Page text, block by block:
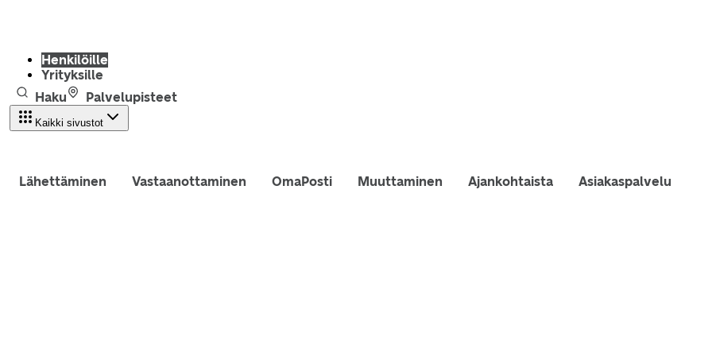
Henkilöille
Yrityksille
Haku
Palvelupisteet
Kaikki sivustot
Lähettäminen Vastaanottaminen OmaPosti Muuttaminen Ajankohtaista Asiakaspalvelu